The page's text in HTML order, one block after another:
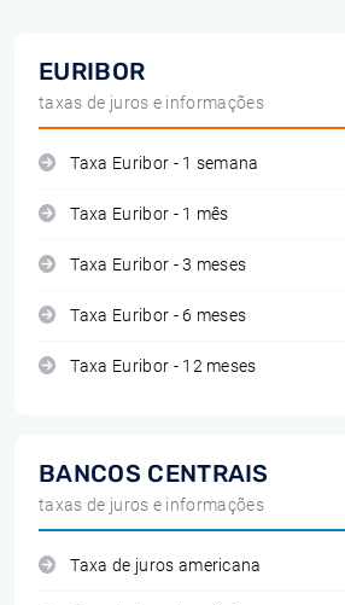
EURIBOR
taxas de juros e informações
Taxa Euribor - 1 semana
Taxa Euribor - 1 mês
Taxa Euribor - 3 meses
Taxa Euribor - 6 meses
Taxa Euribor - 12 meses
BANCOS CENTRAIS
taxas de juros e informações
Taxa de juros americana